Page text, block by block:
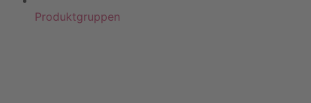
Produktgruppen